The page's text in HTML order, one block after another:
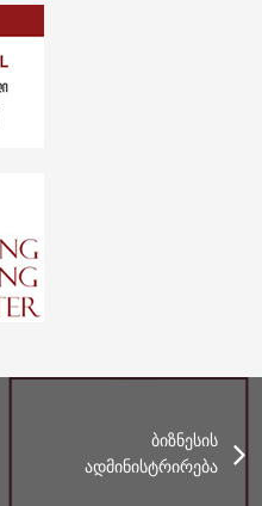
ბიზნესის
ადმინისტრირება